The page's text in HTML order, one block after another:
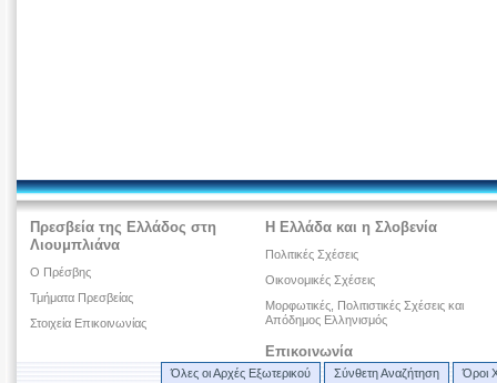
Πρεσβεία της Ελλάδος στη
Λιουμπλιάνα
O Πρέσβης
Τμήματα Πρεσβείας
Στοιχεία Επικοινωνίας
Η Ελλάδα και η Σλοβενία
Πολιτικές Σχέσεις
Οικονομικές Σχέσεις
Μορφωτικές, Πολιτιστικές Σχέσεις και
Απόδημος Ελληνισμός
Επικοινωνία
Όλες οι Αρχές Εξωτερικού Σύνθετη Αναζήτηση Όροι